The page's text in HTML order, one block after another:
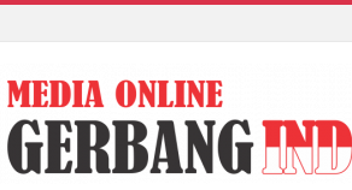
Rumah Tangga melalui Pembuatan